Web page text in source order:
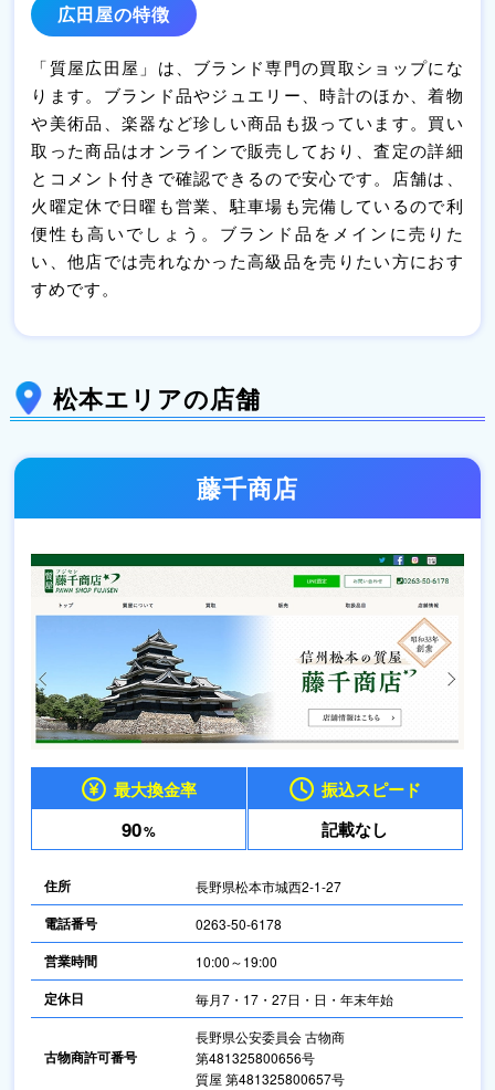
広田屋の特徴
「質屋広田屋」は、ブランド専門の買取ショップにな
ります。ブランド品やジュエリー、時計のほか、着物
や美術品、楽器など珍しい商品も扱っています。買い
取った商品はオンラインで販売しており、査定の詳細
とコメント付きで確認できるので安心です。店舗は、
火曜定休で日曜も営業、駐車場も完備しているので利
便性も高いでしょう。ブランド品をメインに売りた
い、他店では売れなかった高級品を売りたい方におす
すめです。
松本エリアの店舗
藤千商店
最大換金率
90%
振込スピード
記載なし
住所 長野県松本市城西2-1-27
電話番号 0263-50-6178
営業時間 10:00～19:00
定休日 毎月7・17・27日・日・年末年始
古物商許可番号
長野県公安委員会 古物商
第481325800656号
質屋 第481325800657号